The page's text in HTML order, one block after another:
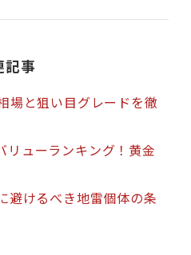
記事
場と狙い目グレードを徹
リューランキング！黄金
避けるべき地雷個体の条